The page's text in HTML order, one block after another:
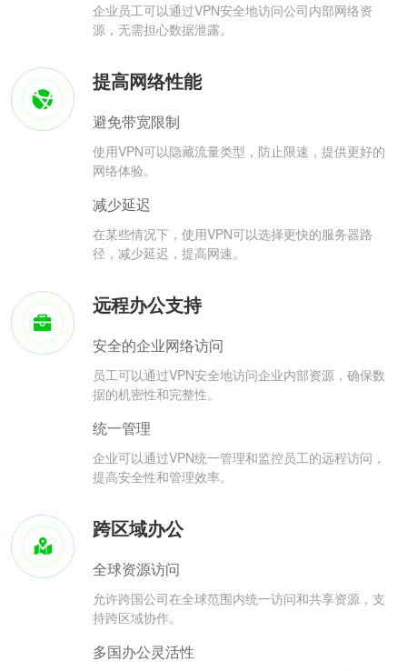
企业员工可以通过VPN安全地访问公司内部网络资
源，无需担心数据泄露。
提高网络性能
避免带宽限制
使用VPN可以隐藏流量类型，防止限速，提供更好的
网络体验。
减少延迟
在某些情况下，使用VPN可以选择更快的服务器路
径，减少延迟，提高网速。
远程办公支持
安全的企业网络访问
员工可以通过VPN安全地访问企业内部资源，确保数
据的机密性和完整性。
统一管理
企业可以通过VPN统一管理和监控员工的远程访问，
提高安全性和管理效率。
跨区域办公
全球资源访问
允许跨国公司在全球范围内统一访问和共享资源，支
持跨区域协作。
多国办公灵活性